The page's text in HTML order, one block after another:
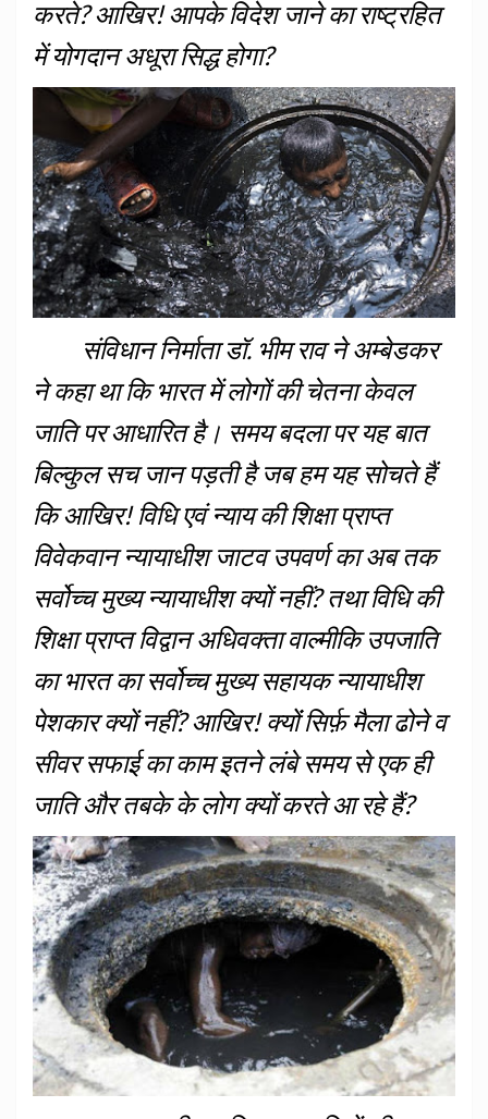
करते? आखिर! आपके विदेश जाने का राष्ट्रहित
में योगदान अधूरा सिद्ध होगा?
संविधान निर्माता डॉ. भीम राव ने अम्बेडकर
ने कहा था कि भारत में लोगों की चेतना केवल
जाति पर आधारित है। समय बदला पर यह बात
बिल्कुल सच जान पड़ती है जब हम यह सोचते हैं
कि आखिर! विधि एवं न्याय की शिक्षा प्राप्त
विवेकवान न्यायाधीश जाटव उपवर्ण का अब तक
सर्वोच्च मुख्य न्यायाधीश क्यों नहीं? तथा विधि की
शिक्षा प्राप्त विद्वान अधिवक्ता वाल्मीकि उपजाति
का भारत का सर्वोच्च मुख्य सहायक न्यायाधीश
पेशकार क्यों नहीं? आखिर! क्योंं सिर्फ़ मैला ढोने व
सीवर सफाई का काम इतने लंबे समय से एक ही
जाति और तबके के लोग क्यों करते आ रहे हैं?